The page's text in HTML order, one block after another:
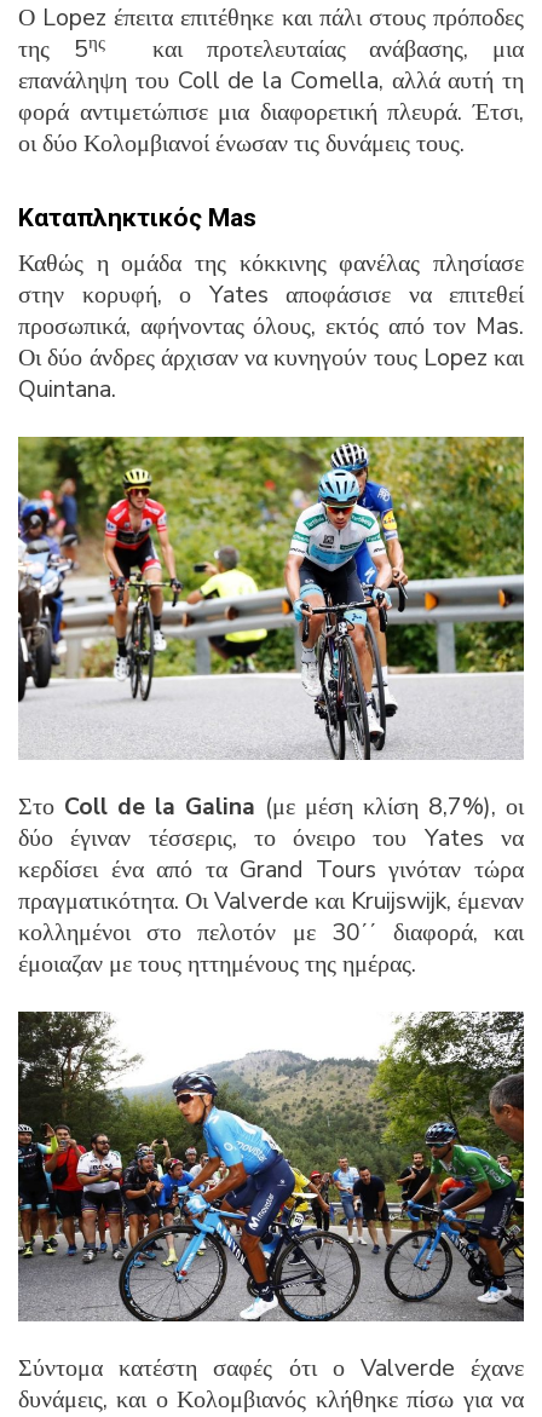
Ο Lopez έπειτα επιτέθηκε και πάλι στους πρόποδες
της 5ηςκαι προτελευταίας ανάβασης, μια
επανάληψη του Coll de la Comella, αλλά αυτή τη
φορά αντιμετώπισε μια διαφορετική πλευρά. Έτσι,
οι δύο Κολομβιανοί ένωσαν τις δυνάμεις τους.
Καταπληκτικός Mas
Καθώς η ομάδα της κόκκινης φανέλας πλησίασε
στην κορυφή, ο Yates αποφάσισε να επιτεθεί
προσωπικά, αφήνοντας όλους, εκτός από τον Mas.
Οι δύο άνδρες άρχισαν να κυνηγούν τους Lopez και
Quintana.
Στο Coll de la Galina (με μέση κλίση 8,7%), οι
δύο έγιναν τέσσερις, το όνειρο του Yates να
κερδίσει ένα από τα Grand Tours γινόταν τώρα
πραγματικότητα. Οι Valverde και Kruijswijk, έμεναν
κολλημένοι στο πελοτόν με 30΄΄ διαφορά, και
έμοιαζαν με τους ηττημένους της ημέρας.
Σύντομα κατέστη σαφές ότι ο Valverde έχανε
δυνάμεις, και ο Κολομβιανός κλήθηκε πίσω για να